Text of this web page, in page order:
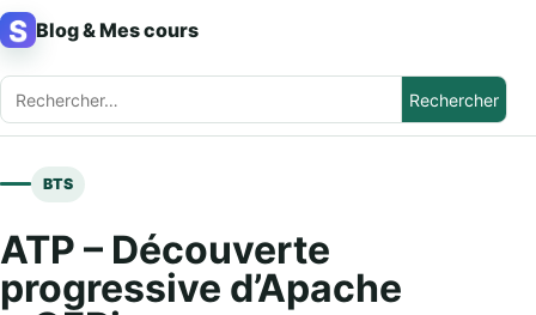
Aller au contenu
Blog & Mes cours
Rechercher :
BTS
ATP – Découverte
progressive d’Apache